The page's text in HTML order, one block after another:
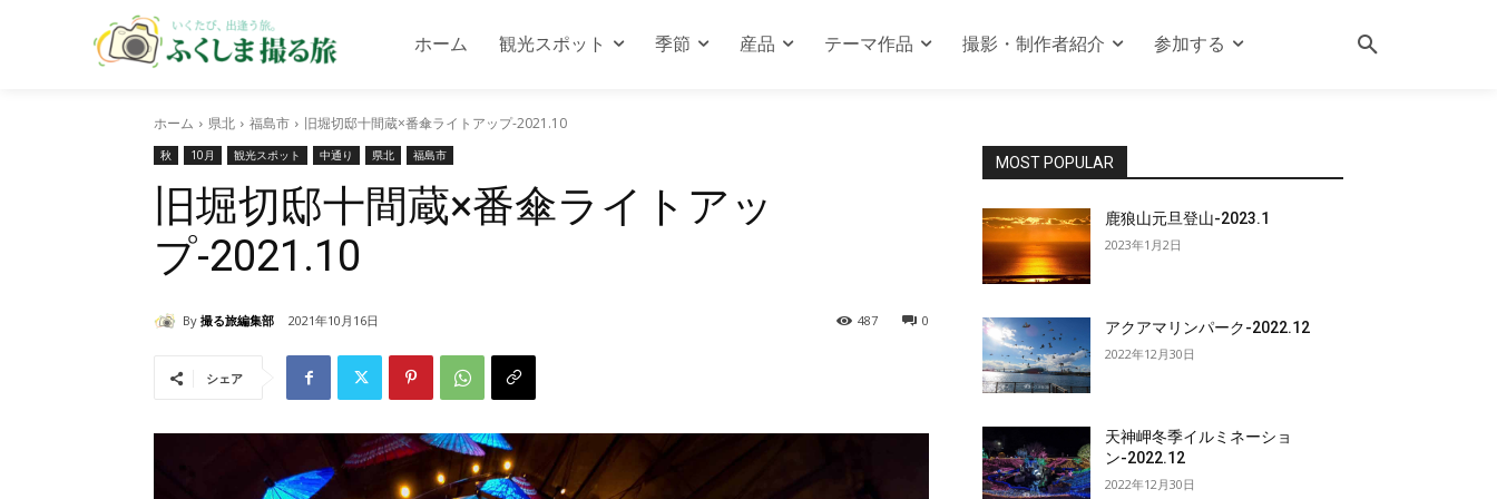
ホーム 観光スポット 季節 産品 テーマ作品 撮影・制作者紹介 参加する
ホーム 県北 福島市 旧堀切邸十間蔵×番傘ライトアップ-2021.10
秋 10月 観光スポット 中通り 県北 福島市
旧堀切邸十間蔵×番傘ライトアッ
プ-2021.10
By 撮る旅編集部 2021年10月16日 0
487
シェア
MOST POPULAR
鹿狼山元旦登山-2023.1
2023年1月2日
アクアマリンパーク-2022.12
2022年12月30日
天神岬冬季イルミネーショ
ン-2022.12
2022年12月30日